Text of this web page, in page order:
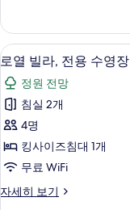
사
진
모
두
보
기
라,
전
용
영
장
세
히
보
기
로
열
빌
라,
전
용
수
영
7
로열 빌라, 전용 수영장
정원 전망
침실 2개
4명
킹사이즈침대 1개
무료 WiFi
자세히 보기
로